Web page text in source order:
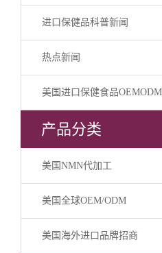
进口保健品科普新闻
热点新闻
美国进口保健食品OEMODM
产品分类
美国NMN代加工
美国全球OEM/ODM
美国海外进口品牌招商